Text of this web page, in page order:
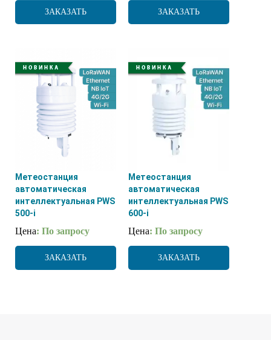
ЗАКАЗАТЬ ЗАКАЗАТЬ
Метеостанция
автоматическая
интеллектуальная PWS
500-i
Цена: По запросу
ЗАКАЗАТЬ
Метеостанция
автоматическая
интеллектуальная PWS
600-i
Цена: По запросу
ЗАКАЗАТЬ